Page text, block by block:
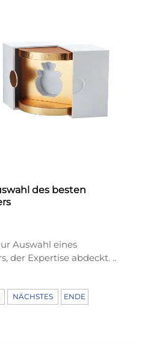
des besten
Auswahl eines
der Expertise abdeckt. ..
NÄCHSTES ENDE